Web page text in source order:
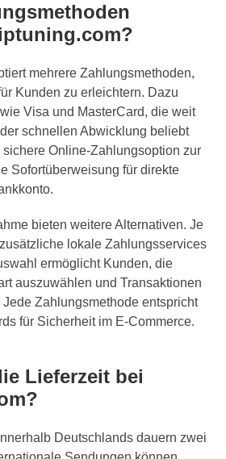
mehrere Zahlungsmethoden,
Kunden zu erleichtern. Dazu
Visa und MasterCard, die weit
schnellen Abwicklung beliebt
Online-Zahlungsoption zur
Sofortüberweisung für direkte
bieten weitere Alternativen. Je
lokale Zahlungsservices
ermöglicht Kunden, die
auszuwählen und Transaktionen
Zahlungsmethode entspricht
für Sicherheit im E-Commerce.
Lieferzeit bei
Deutschlands dauern zwei